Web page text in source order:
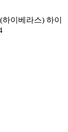
이베라스) 하이